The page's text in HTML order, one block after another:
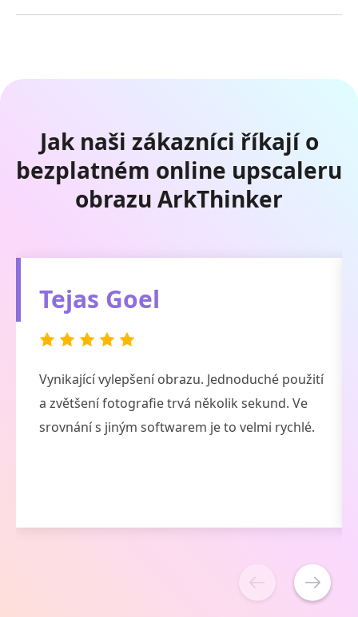
Jak naši zákazníci říkají o
bezplatném online upscaleru
obrazu ArkThinker
Fancy Crave
Docela hezký nástroj. V 98% případech odvádí
tento AI software pro vylepšení a obnovu
obrazu skvělou práci a 2% není v pořádku kvůli